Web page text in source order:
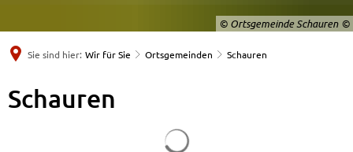
© Ortsgemeinde Schauren
Sie sind hier: Wir für Sie Ortsgemeinden Schauren
Schauren
Schauren